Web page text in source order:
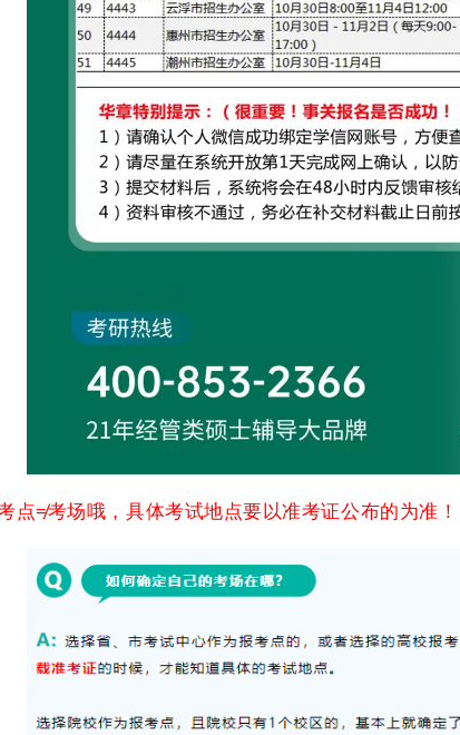
点≠考场哦，具体考试地点要以准考证公布的为准！